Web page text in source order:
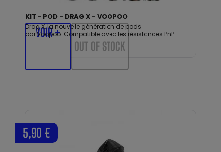
KIT - POD - DRAG X - VOOPOO
Drag X, la nouvelle génération de pods
par Voopoo. Compatible avec les résistances PnP...
VOIR +
OUT OF STOCK
5,90 €